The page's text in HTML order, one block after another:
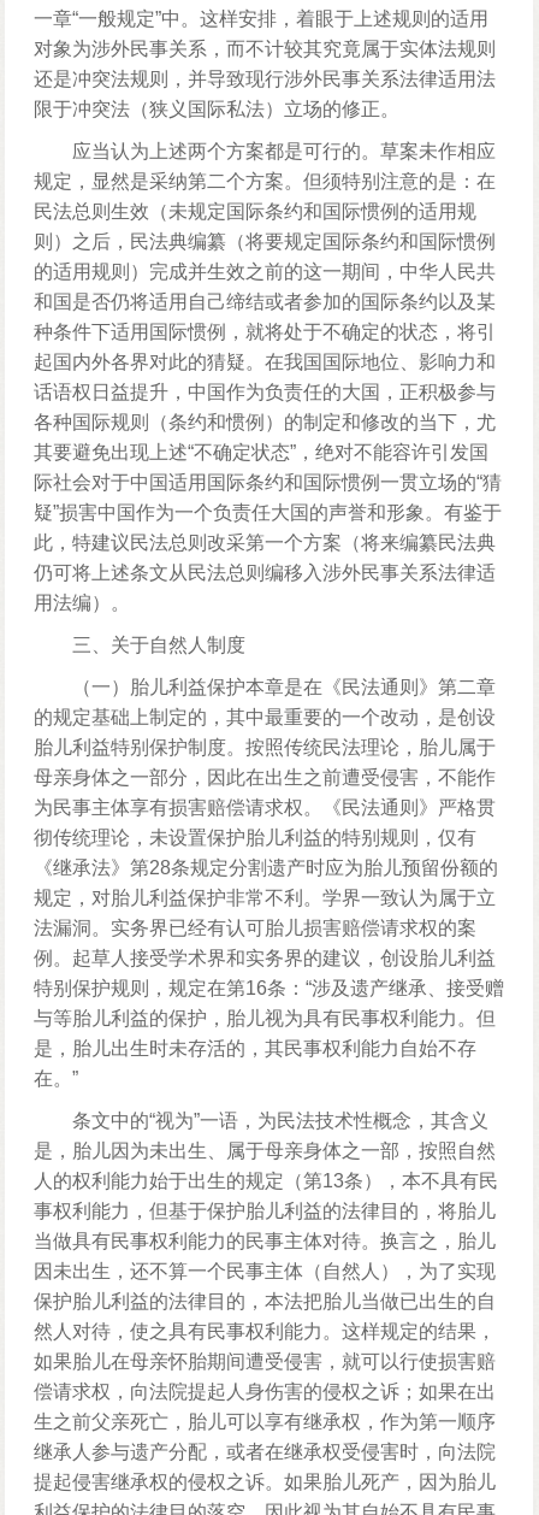
一章“一般规定”中。这样安排，着眼于上述规则的适用
对象为涉外民事关系，而不计较其究竟属于实体法规则
还是冲突法规则，并导致现行涉外民事关系法律适用法
限于冲突法（狭义国际私法）立场的修正。
应当认为上述两个方案都是可行的。草案未作相应
规定，显然是采纳第二个方案。但须特别注意的是：在
民法总则生效（未规定国际条约和国际惯例的适用规
则）之后，民法典编纂（将要规定国际条约和国际惯例
的适用规则）完成并生效之前的这一期间，中华人民共
和国是否仍将适用自己缔结或者参加的国际条约以及某
种条件下适用国际惯例，就将处于不确定的状态，将引
起国内外各界对此的猜疑。在我国国际地位、影响力和
话语权日益提升，中国作为负责任的大国，正积极参与
各种国际规则（条约和惯例）的制定和修改的当下，尤
其要避免出现上述“不确定状态”，绝对不能容许引发国
际社会对于中国适用国际条约和国际惯例一贯立场的“猜
疑”损害中国作为一个负责任大国的声誉和形象。有鉴于
此，特建议民法总则改采第一个方案（将来编纂民法典
仍可将上述条文从民法总则编移入涉外民事关系法律适
用法编）。
三、关于自然人制度
（一）胎儿利益保护本章是在《民法通则》第二章
的规定基础上制定的，其中最重要的一个改动，是创设
胎儿利益特别保护制度。按照传统民法理论，胎儿属于
母亲身体之一部分，因此在出生之前遭受侵害，不能作
为民事主体享有损害赔偿请求权。《民法通则》严格贯
彻传统理论，未设置保护胎儿利益的特别规则，仅有
《继承法》第28条规定分割遗产时应为胎儿预留份额的
规定，对胎儿利益保护非常不利。学界一致认为属于立
法漏洞。实务界已经有认可胎儿损害赔偿请求权的案
例。起草人接受学术界和实务界的建议，创设胎儿利益
特别保护规则，规定在第16条：“涉及遗产继承、接受赠
与等胎儿利益的保护，胎儿视为具有民事权利能力。但
是，胎儿出生时未存活的，其民事权利能力自始不存
在。”
条文中的“视为”一语，为民法技术性概念，其含义
是，胎儿因为未出生、属于母亲身体之一部，按照自然
人的权利能力始于出生的规定（第13条），本不具有民
事权利能力，但基于保护胎儿利益的法律目的，将胎儿
当做具有民事权利能力的民事主体对待。换言之，胎儿
因未出生，还不算一个民事主体（自然人），为了实现
保护胎儿利益的法律目的，本法把胎儿当做已出生的自
然人对待，使之具有民事权利能力。这样规定的结果，
如果胎儿在母亲怀胎期间遭受侵害，就可以行使损害赔
偿请求权，向法院提起人身伤害的侵权之诉；如果在出
生之前父亲死亡，胎儿可以享有继承权，作为第一顺序
继承人参与遗产分配，或者在继承权受侵害时，向法院
提起侵害继承权的侵权之诉。如果胎儿死产，因为胎儿